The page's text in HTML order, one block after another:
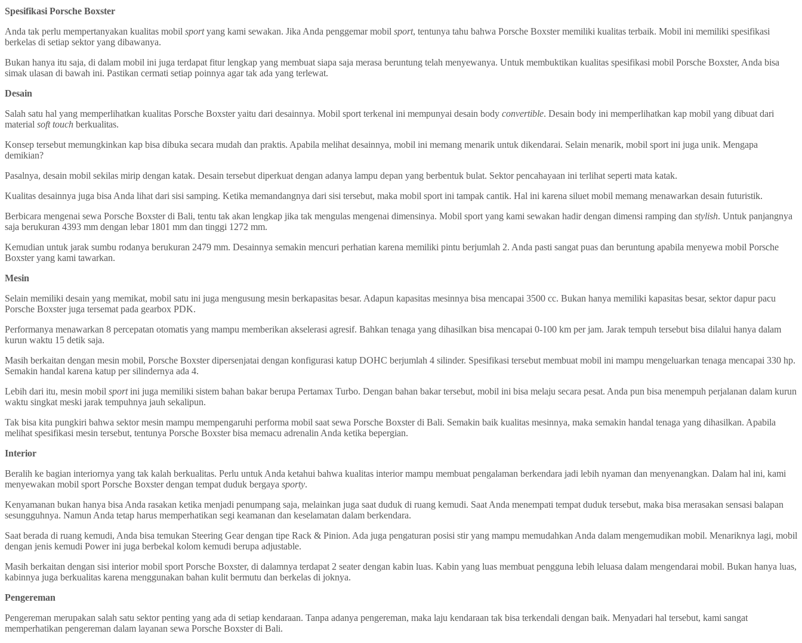
Spesifikasi Porsche Boxster
Anda tak perlu mempertanyakan kualitas mobil sportyang kami sewakan. Jika Anda penggemar mobil sport, tentunya tahu bahwa Porsche Boxster memiliki kualitas terbaik. Mobil ini memiliki spesifikasi
berkelas di setiap sektor yang dibawanya.
Bukan hanya itu saja, di dalam mobil ini juga terdapat fitur lengkap yang membuat siapa saja merasa beruntung telah menyewanya. Untuk membuktikan kualitas spesifikasi mobil Porsche Boxster, Anda bisa
simak ulasan di bawah ini. Pastikan cermati setiap poinnya agar tak ada yang terlewat.
Desain
Salah satu hal yang memperlihatkan kualitas Porsche Boxster yaitu dari desainnya. Mobil sport terkenal ini mempunyai desain body convertible. Desain body ini memperlihatkan kap mobil yang dibuat dari
material soft touch berkualitas.
Konsep tersebut memungkinkan kap bisa dibuka secara mudah dan praktis. Apabila melihat desainnya, mobil ini memang menarik untuk dikendarai. Selain menarik, mobil sport ini juga unik. Mengapa
demikian?
Pasalnya, desain mobil sekilas mirip dengan katak. Desain tersebut diperkuat dengan adanya lampu depan yang berbentuk bulat. Sektor pencahayaan ini terlihat seperti mata katak.
Kualitas desainnya juga bisa Anda lihat dari sisi samping. Ketika memandangnya dari sisi tersebut, maka mobil sport ini tampak cantik. Hal ini karena siluet mobil memang menawarkan desain futuristik.
Berbicara mengenai sewa Porsche Boxster di Bali, tentu tak akan lengkap jika tak mengulas mengenai dimensinya. Mobil sport yang kami sewakan hadir dengan dimensi ramping dan stylish. Untuk panjangnya
saja berukuran 4393 mm dengan lebar 1801 mm dan tinggi 1272 mm.
Kemudian untuk jarak sumbu rodanya berukuran 2479 mm. Desainnya semakin mencuri perhatian karena memiliki pintu berjumlah 2. Anda pasti sangat puas dan beruntung apabila menyewa mobil Porsche
Boxster yang kami tawarkan.
Mesin
Selain memiliki desain yang memikat, mobil satu ini juga mengusung mesin berkapasitas besar. Adapun kapasitas mesinnya bisa mencapai 3500 cc. Bukan hanya memiliki kapasitas besar, sektor dapur pacu
Porsche Boxster juga tersemat pada gearbox PDK.
Performanya menawarkan 8 percepatan otomatis yang mampu memberikan akselerasi agresif. Bahkan tenaga yang dihasilkan bisa mencapai 0-100 km per jam. Jarak tempuh tersebut bisa dilalui hanya dalam
kurun waktu 15 detik saja.
Masih berkaitan dengan mesin mobil, Porsche Boxster dipersenjatai dengan konfigurasi katup DOHC berjumlah 4 silinder. Spesifikasi tersebut membuat mobil ini mampu mengeluarkan tenaga mencapai 330 hp.
Semakin handal karena katup per silindernya ada 4.
Lebih dari itu, mesin mobil sportini juga memiliki sistem bahan bakar berupa Pertamax Turbo. Dengan bahan bakar tersebut, mobil ini bisa melaju secara pesat. Anda pun bisa menempuh perjalanan dalam kurun
waktu singkat meski jarak tempuhnya jauh sekalipun.
Tak bisa kita pungkiri bahwa sektor mesin mampu mempengaruhi performa mobil saat sewa Porsche Boxster di Bali. Semakin baik kualitas mesinnya, maka semakin handal tenaga yang dihasilkan. Apabila
melihat spesifikasi mesin tersebut, tentunya Porsche Boxster bisa memacu adrenalin Anda ketika bepergian.
Interior
Beralih ke bagian interiornya yang tak kalah berkualitas. Perlu untuk Anda ketahui bahwa kualitas interior mampu membuat pengalaman berkendara jadi lebih nyaman dan menyenangkan. Dalam hal ini, kami
menyewakan mobil sport Porsche Boxster dengan tempat duduk bergaya sporty.
Kenyamanan bukan hanya bisa Anda rasakan ketika menjadi penumpang saja, melainkan juga saat duduk di ruang kemudi. Saat Anda menempati tempat duduk tersebut, maka bisa merasakan sensasi balapan
sesungguhnya. Namun Anda tetap harus memperhatikan segi keamanan dan keselamatan dalam berkendara.
Saat berada di ruang kemudi, Anda bisa temukan Steering Gear dengan tipe Rack & Pinion. Ada juga pengaturan posisi stir yang mampu memudahkan Anda dalam mengemudikan mobil. Menariknya lagi, mobil
dengan jenis kemudi Power ini juga berbekal kolom kemudi berupa adjustable.
Masih berkaitan dengan sisi interior mobil sport Porsche Boxster, di dalamnya terdapat 2 seater dengan kabin luas. Kabin yang luas membuat pengguna lebih leluasa dalam mengendarai mobil. Bukan hanya luas,
kabinnya juga berkualitas karena menggunakan bahan kulit bermutu dan berkelas di joknya.
Pengereman
Pengereman merupakan salah satu sektor penting yang ada di setiap kendaraan. Tanpa adanya pengereman, maka laju kendaraan tak bisa terkendali dengan baik. Menyadari hal tersebut, kami sangat
memperhatikan pengereman dalam layanan sewa Porsche Boxster di Bali.